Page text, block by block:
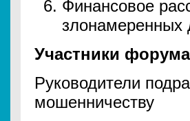
Финансовое
злонамеренных
Участники
Руководители
мошенничеству